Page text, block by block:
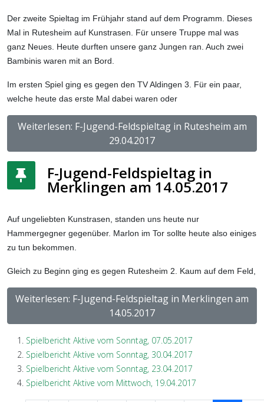
Der zweite Spieltag im Frühjahr stand auf dem Programm. Dieses
Mal in Rutesheim auf Kunstrasen. Für unsere Truppe mal was
ganz Neues. Heute durften unsere ganz Jungen ran. Auch zwei
Bambinis waren mit an Bord.
Im ersten Spiel ging es gegen den TV Aldingen 3. Für ein paar,
welche heute das erste Mal dabei waren oder
Weiterlesen: F-Jugend-Feldspieltag in Rutesheim am
29.04.2017
F-Jugend-Feldspieltag in
Merklingen am 14.05.2017
Auf ungeliebten Kunstrasen, standen uns heute nur
Hammergegner gegenüber. Marlon im Tor sollte heute also einiges
zu tun bekommen.
Gleich zu Beginn ging es gegen Rutesheim 2. Kaum auf dem Feld,
Weiterlesen: F-Jugend-Feldspieltag in Merklingen am
14.05.2017
Spielbericht Aktive vom Sonntag, 07.05.2017
Spielbericht Aktive vom Sonntag, 30.04.2017
Spielbericht Aktive vom Sonntag, 23.04.2017
Spielbericht Aktive vom Mittwoch, 19.04.2017